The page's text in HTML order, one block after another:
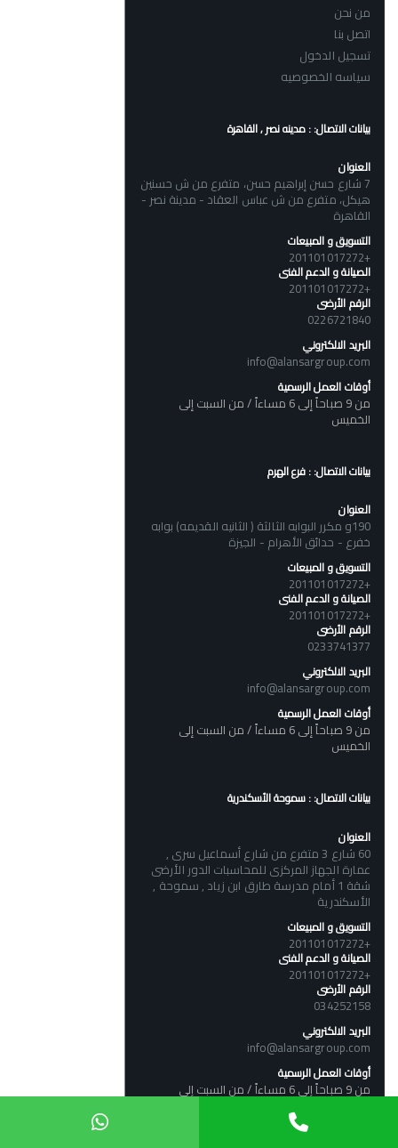
من نحن
اتصل بنا
تسجيل الدخول
سياسه الخصوصيه
بيانات الاتصال: : مدينه نصر , القاهرة
العنوان
7 شارع حسن إبراهيم حسن، متفرع من ش حسنين
هيكل، متفرع من ش عباس العقاد - مدينة نصر -
القاهرة
التسويق و المبيعات
+201101017272
الصيانة و الدعم الفنى
+201101017272
الرقم الأرضى
0226721840
البريد الالكتروني
info@alansargroup.com
أوقات العمل الرسمية
من 9 صباحاً إلى 6 مساءاً / من السبت إلى
الخميس
بيانات الاتصال: : فرع الهرم
العنوان
190و مكرر البوابه الثالثة ( الثانيه القديمه) بوابه
خفرع - حدائق الأهرام - الجيزة
التسويق و المبيعات
+201101017272
الصيانة و الدعم الفنى
+201101017272
الرقم الأرضى
0233741377
البريد الالكتروني
info@alansargroup.com
أوقات العمل الرسمية
من 9 صباحاً إلى 6 مساءاً / من السبت إلى
الخميس
بيانات الاتصال: : سموحة الأسكندرية
العنوان
60 شارع 3 متفرع من شارع أسماعيل سرى ,
عمارة الجهاز المركزى للمحاسبات الدور الأرضى
شقة 1 أمام مدرسة طارق ابن زياد , سموحة ,
الأسكندرية
التسويق و المبيعات
+201101017272
الصيانة و الدعم الفنى
+201101017272
الرقم الأرضى
034252158
البريد الالكتروني
info@alansargroup.com
أوقات العمل الرسمية
من 9 صباحاً إلى 6 مساءاً / من السبت إلى